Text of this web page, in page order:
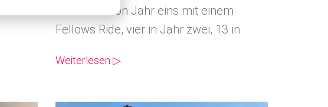
kommen. Von Jahr eins mit einem
Fellows Ride, vier in Jahr zwei, 13 in
Weiterlesen ▷